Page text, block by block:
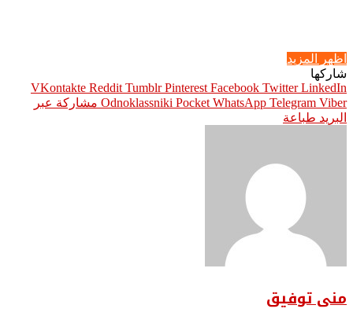
اظهر المزيد
شاركها
Facebook Twitter LinkedIn
Pinterest
Odnoklassniki Pocket WhatsApp Telegram Viber
مشاركة عبر
البريد طباعة
منى توفيق